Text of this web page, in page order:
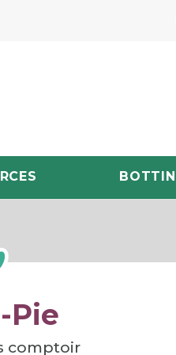
BOTTIN
Pie
comptoir